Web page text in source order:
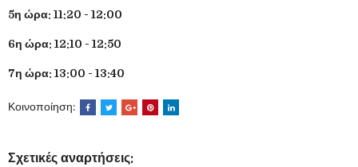
5η ώρα: 11:20 - 12:00
6η ώρα: 12:10 - 12:50
7η ώρα: 13:00 - 13:40
Κοινοποίηση:
Σχετικές αναρτήσεις: